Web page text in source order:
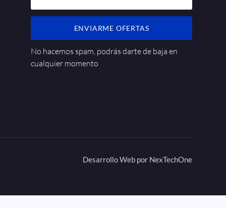
ENVIARME OFERTAS
No hacemos spam, podrás darte de baja en
cualquier momento
Desarrollo Web por NexTechOne